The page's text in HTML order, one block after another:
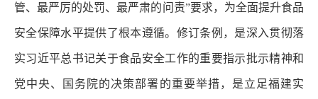
管、最严厉的处罚、最严肃的问责”要求，为全面提升食品
安全保障水平提供了根本遵循。修订条例，是深入贯彻落
实习近平总书记关于食品安全工作的重要指示批示精神和
党中央、国务院的决策部署的重要举措，是立足福建实